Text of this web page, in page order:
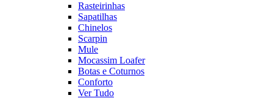
Rasteirinhas
Sapatilhas
Chinelos
Scarpin
Mule
Mocassim Loafer
Botas e Coturnos
Conforto
Ver Tudo